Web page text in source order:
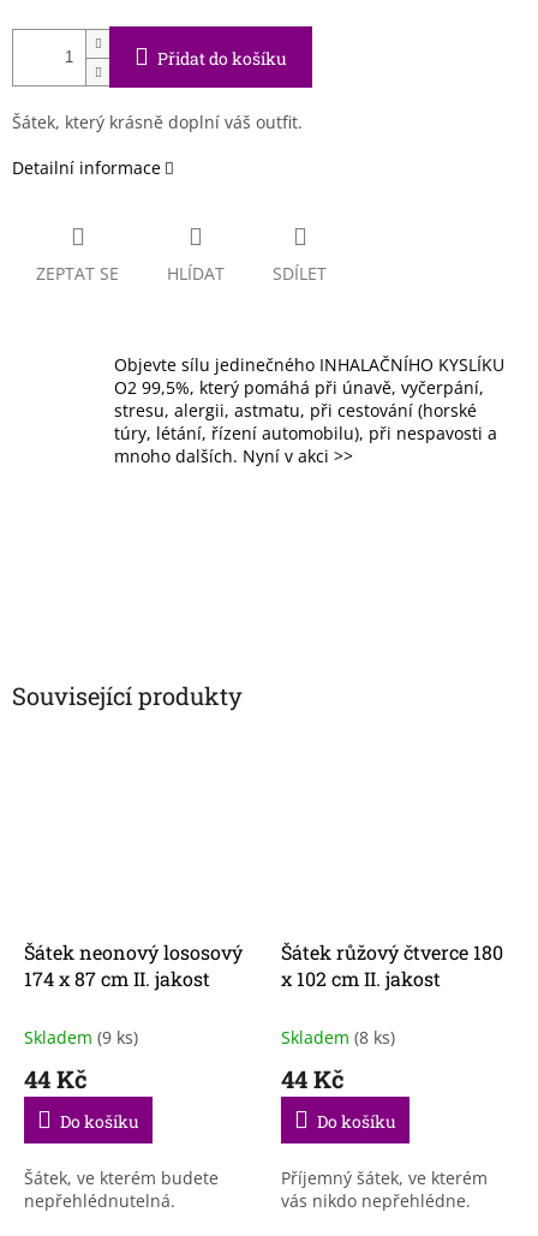
Přidat do košíku
Šátek, který krásně doplní váš outfit.
Detailní informace
ZEPTAT SE HLÍDAT SDÍLET
Objevte sílu jedinečného INHALAČNÍHO KYSLÍKU
O2 99,5%, který pomáhá při únavě, vyčerpání,
stresu, alergii, astmatu, při cestování (horské
túry, létání, řízení automobilu), při nespavosti a
mnoho dalších. Nyní v akci >>
Související produkty
Šátek neonový lososový
174 x 87 cm II. jakost
Skladem (9 ks)
44 Kč
Do košíku
Šátek, ve kterém budete
nepřehlédnutelná.
Šátek růžový čtverce 180
x 102 cm II. jakost
Skladem (8 ks)
44 Kč
Do košíku
Příjemný šátek, ve kterém
vás nikdo nepřehlédne.